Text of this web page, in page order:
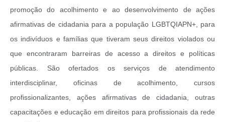
promoção do acolhimento e ao desenvolvimento de ações
afirmativas de cidadania para a população LGBTQIAPN+, para
os indivíduos e famílias que tiveram seus direitos violados ou
que encontraram barreiras de acesso a direitos e políticas
públicas. São ofertados os serviços de atendimento
interdisciplinar, oficinas de acolhimento, cursos
profissionalizantes, ações afirmativas de cidadania, outras
capacitações e educação em direitos para profissionais da rede